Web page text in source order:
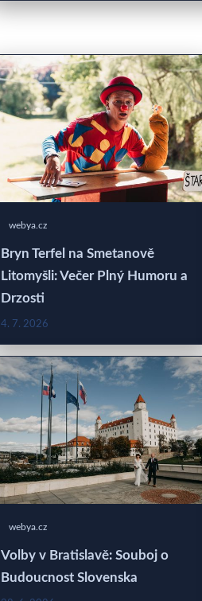
webya.cz
Bryn Terfel na Smetanově
Litomyšli: Večer Plný Humoru a
Drzosti
4. 7. 2026
webya.cz
Volby v Bratislavě: Souboj o
Budoucnost Slovenska